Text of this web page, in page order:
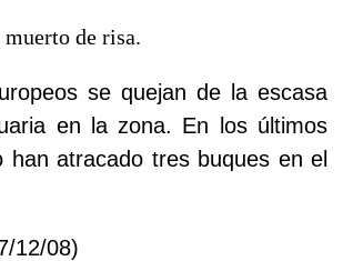
de risa.
se quejan de la escasa
en la zona. En los últimos
han atracado tres buques en el
12/08)